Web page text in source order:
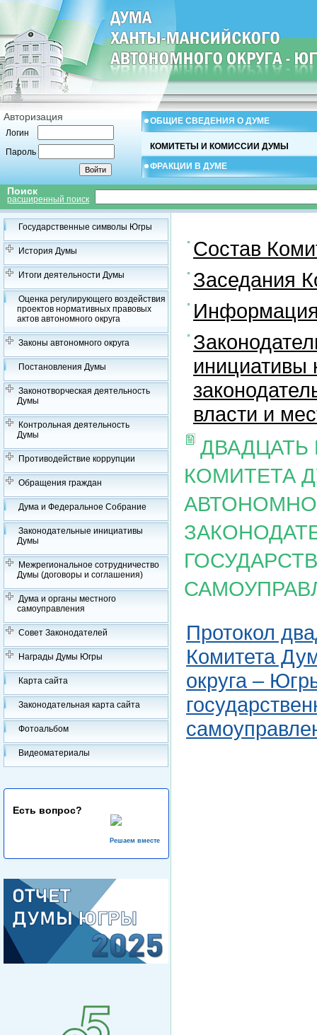
Авторизация
Логин
Пароль
ОБЩИЕ СВЕДЕНИЯ О ДУМЕ
КОМИТЕТЫ И КОМИССИИ ДУМЫ
ФРАКЦИИ В ДУМЕ
Поиск
расширенный поиск
Государственные символы Югры
История Думы
Итоги деятельности Думы
Оценка регулирующего воздействия
проектов нормативных правовых
актов автономного округа
Законы автономного округа
Постановления Думы
Законотворческая деятельность
Думы
Контрольная деятельность
Думы
Противодействие коррупции
Обращения граждан
Дума и Федеральное Собрание
Законодательные инициативы
Думы
Межрегиональное сотрудничество
Думы (договоры и соглашения)
Дума и органы местного
самоуправления
Совет Законодателей
Награды Думы Югры
Карта сайта
Законодательная карта сайта
Фотоальбом
Видеоматериалы
Есть вопрос?
Решаем вместе
Состав
Заседания
Информация
инициативы
власти и
КОМИТЕТА
Протокол
Комитета
округа –